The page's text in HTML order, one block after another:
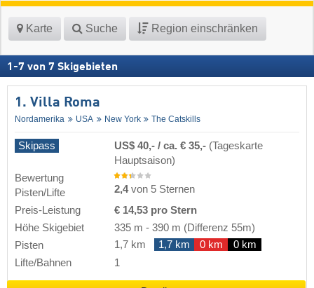
Karte Suche Region einschränken
1 -7 von 7 Skigebieten
1. Villa Roma
Nordamerika USA New York The Catskills
Skipass US$ 40,- / ca. € 35,- (Tageskarte
Hauptsaison)
Bewertung
Pisten/Lifte
2,4von 5 Sternen
Preis-Leistung
€ 14,53 pro Stern
Höhe Skigebiet
335 m - 390 m (Differenz 55m)
Pisten
1,7 km 1,7 km 0 km
0 km
Lifte/Bahnen
1